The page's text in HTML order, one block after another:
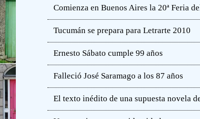
Comienza en Buenos Aires la 20ª Feria
Tucumán se prepara para Letrarte 2010
Ernesto Sábato cumple 99 años
Falleció José Saramago a los 87 años
El texto inédito de una supuesta novela